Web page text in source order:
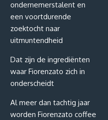
ondernemerstalent en
een voortdurende
zoektocht naar
uitmuntendheid
Dat zijn de ingrediënten
waar Fiorenzato zich in
onderscheidt
Al meer dan tachtig jaar
worden Fiorenzato coffee